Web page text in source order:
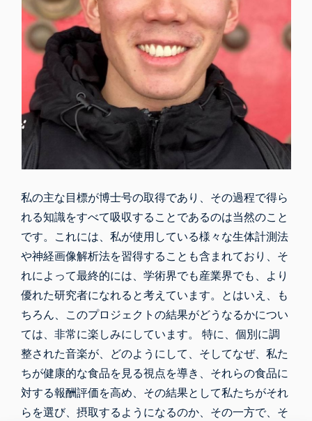
私の主な目標が博士号の取得であり、その過程で得ら
れる知識をすべて吸収することであるのは当然のこと
です。これには、私が使用している様々な生体計測法
や神経画像解析法を習得することも含まれており、そ
れによって最終的には、学術界でも産業界でも、より
優れた研究者になれると考えています。とはいえ、も
ちろん、このプロジェクトの結果がどうなるかについ
ては、非常に楽しみにしています。 特に、個別に調
整された音楽が、どのようにして、そしてなぜ、私た
ちが健康的な食品を見る視点を導き、それらの食品に
対する報酬評価を高め、その結果として私たちがそれ
らを選び、摂取するようになるのか、その一方で、そ